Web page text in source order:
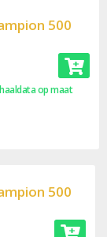
500
op maat
500